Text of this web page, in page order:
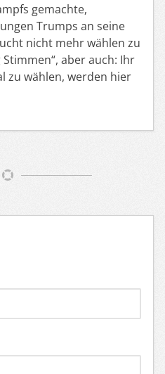
gemachte,
Trumps an seine
nicht mehr wählen zu
aber auch: Ihr
zu wählen, werden hier